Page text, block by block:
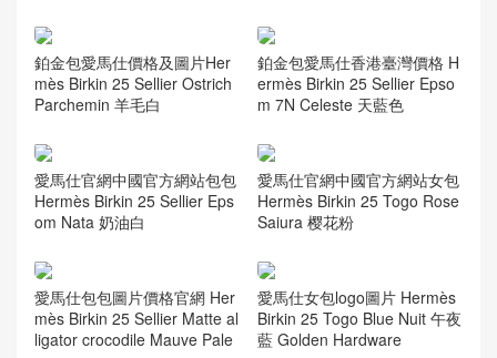
鉑金包愛馬仕價格及圖片Her
mès Birkin 25 Sellier Ostrich
Parchemin 羊毛白
鉑金包愛馬仕香港臺灣價格 H
ermès Birkin 25 Sellier Epso
m 7N Celeste 天藍色
愛馬仕官網中國官方網站包包
Hermès Birkin 25 Sellier Eps
om Nata 奶油白
愛馬仕官網中國官方網站女包
Hermès Birkin 25 Togo Rose
Saiura 樱花粉
愛馬仕包包圖片價格官網 Her
mès Birkin 25 Sellier Matte al
ligator crocodile Mauve Pale
愛馬仕女包logo圖片 Hermès
Birkin 25 Togo Blue Nuit 午夜
藍 Golden Hardware